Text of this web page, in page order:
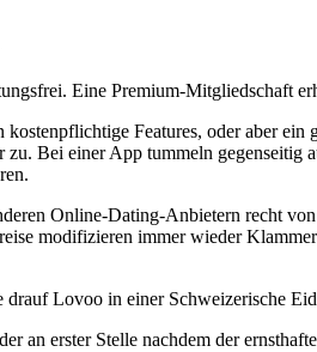
Eine Premium-Mitgliedschaft
kostenpflichtige Features, oder aber
Bei einer App tummeln gegenseitig
Online-Dating-Anbietern recht
modifizieren immer wieder
Lovoo in einer Schweizerische
an erster Stelle nachdem der